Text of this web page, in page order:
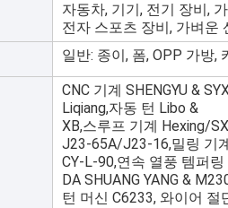
자동차, 기기, 전기 장비,
전자 스포츠 장비, 가벼운
일반: 종이, 폼, OPP 가방,
CNC 기계 SHENGYU &
Liqiang,자동 턴 Libo &
XB,스루프 기계 Hexing/
J23-65A/J23-16,밀링 기
CY-L-90,연속 열풍 템퍼링
DA SHUANG YANG &
턴 머신 C6233, 와이어 절